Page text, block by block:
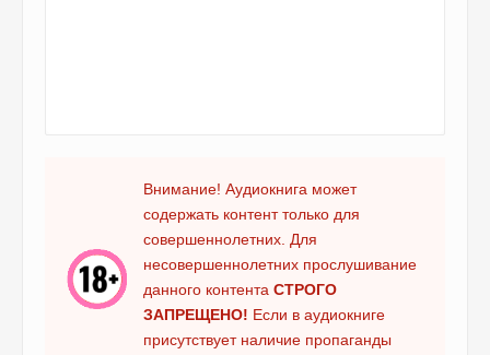
Внимание! Аудиокнига может
содержать контент только для
совершеннолетних. Для
несовершеннолетних прослушивание
данного контента СТРОГО
ЗАПРЕЩЕНО! Если в аудиокниге
присутствует наличие пропаганды